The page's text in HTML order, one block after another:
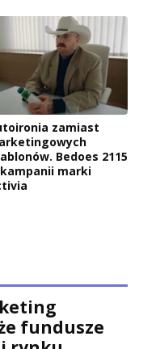
zamiast
Bedoes 2115
marki
fundusze